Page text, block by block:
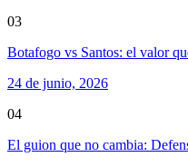
03
Botafogo vs Santos: el valor
24 de junio, 2026
04
El guion que no cambia: